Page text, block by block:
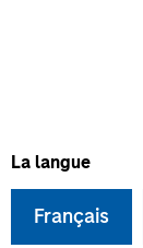
La langue
Français